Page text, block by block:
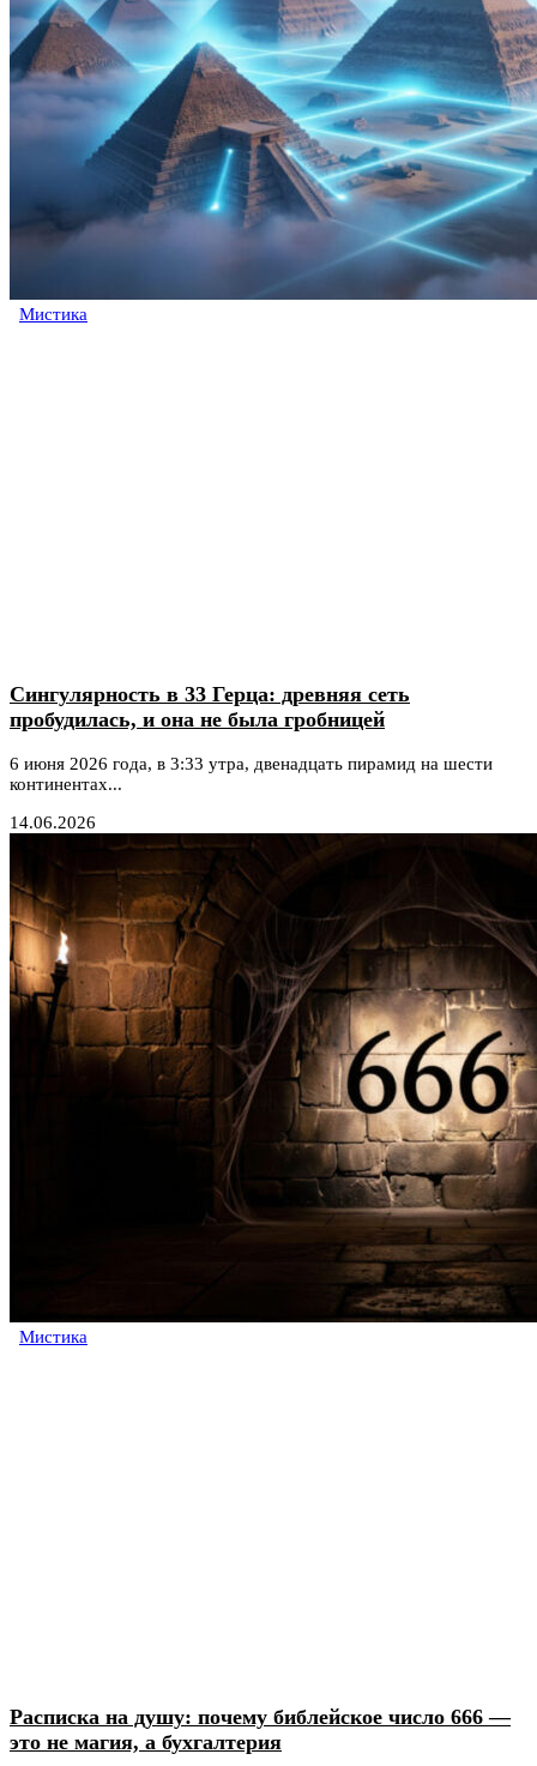
Мистика
Сингулярность в 33 Герца: древняя сеть
пробудилась, и она не была гробницей
6 июня 2026 года, в 3:33 утра, двенадцать пирамид на шести
континентах...
14.06.2026
Мистика
Расписка на душу: почему библейское число 666 —
это не магия, а бухгалтерия